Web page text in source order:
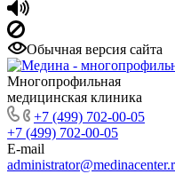
Обычная версия сайта
Многопрофильная
медицинская клиника
+7 (499) 702-00-05
+7 (499) 702-00-05
E-mail